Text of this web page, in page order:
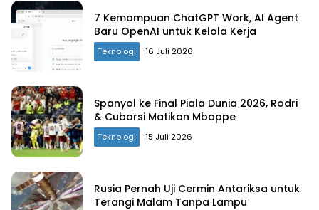
7 Kemampuan ChatGPT Work, AI Agent
Baru OpenAI untuk Kelola Kerja
Teknologi 16 Juli 2026
Spanyol ke Final Piala Dunia 2026, Rodri
& Cubarsi Matikan Mbappe
Teknologi 15 Juli 2026
Rusia Pernah Uji Cermin Antariksa untuk
Terangi Malam Tanpa Lampu